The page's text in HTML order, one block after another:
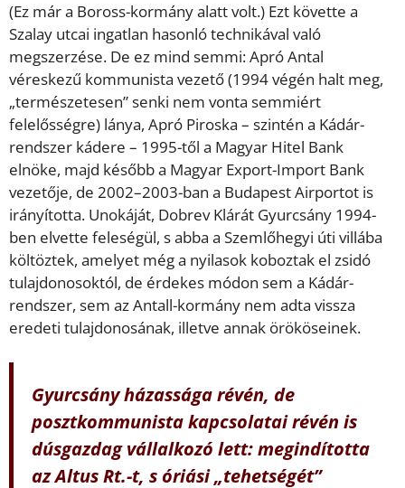
(Ez már a Boross-kormány alatt volt.) Ezt követte a
Szalay utcai ingatlan hasonló technikával való
megszerzése. De ez mind semmi: Apró Antal
véreskezű kommunista vezető (1994 végén halt meg,
„természetesen” senki nem vonta semmiért
felelősségre) lánya, Apró Piroska – szintén a Kádár-
rendszer kádere – 1995-től a Magyar Hitel Bank
elnöke, majd később a Magyar Export-Import Bank
vezetője, de 2002–2003-ban a Budapest Airportot is
irányította. Unokáját, Dobrev Klárát Gyurcsány 1994-
ben elvette feleségül, s abba a Szemlőhegyi úti villába
költöztek, amelyet még a nyilasok koboztak el zsidó
tulajdonosoktól, de érdekes módon sem a Kádár-
rendszer, sem az Antall-kormány nem adta vissza
eredeti tulajdonosának, illetve annak örököseinek.
Gyurcsány házassága révén, de
posztkommunista kapcsolatai révén is
dúsgazdag vállalkozó lett: megindította
az Altus Rt.-t, s óriási „tehetségét”